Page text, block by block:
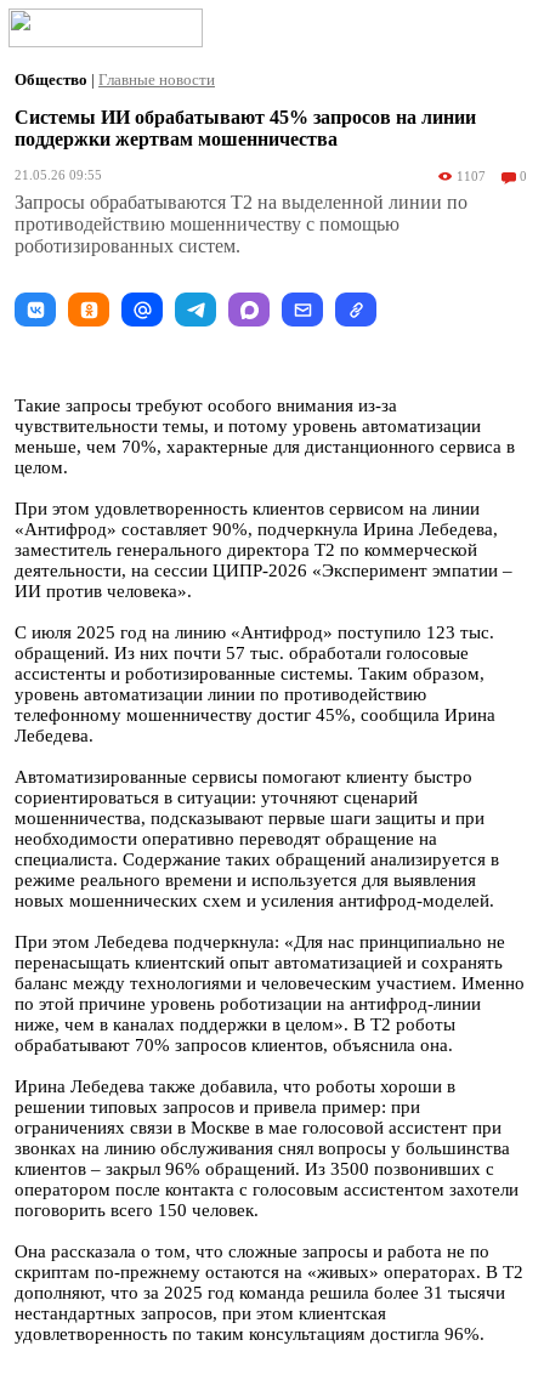
Общество | Главные новости
Системы ИИ обрабатывают 45% запросов на линии
поддержки жертвам мошенничества
21.05.26 09:55 1107 0
Запросы обрабатываются Т2 на выделенной линии по
противодействию мошенничеству с помощью
роботизированных систем.
Такие запросы требуют особого внимания из-за
чувствительности темы, и потому уровень автоматизации
меньше, чем 70%, характерные для дистанционного сервиса в
целом.
При этом удовлетворенность клиентов сервисом на линии
«Антифрод» составляет 90%, подчеркнула Ирина Лебедева,
заместитель генерального директора Т2 по коммерческой
деятельности, на сессии ЦИПР-2026 «Эксперимент эмпатии –
ИИ против человека».
С июля 2025 год на линию «Антифрод» поступило 123 тыс.
обращений. Из них почти 57 тыс. обработали голосовые
ассистенты и роботизированные системы. Таким образом,
уровень автоматизации линии по противодействию
телефонному мошенничеству достиг 45%, сообщила Ирина
Лебедева.
Автоматизированные сервисы помогают клиенту быстро
сориентироваться в ситуации: уточняют сценарий
мошенничества, подсказывают первые шаги защиты и при
необходимости оперативно переводят обращение на
специалиста. Содержание таких обращений анализируется в
режиме реального времени и используется для выявления
новых мошеннических схем и усиления антифрод-моделей.
При этом Лебедева подчеркнула: «Для нас принципиально не
перенасыщать клиентский опыт автоматизацией и сохранять
баланс между технологиями и человеческим участием. Именно
по этой причине уровень роботизации на антифрод-линии
ниже, чем в каналах поддержки в целом». В Т2 роботы
обрабатывают 70% запросов клиентов, объяснила она.
Ирина Лебедева также добавила, что роботы хороши в
решении типовых запросов и привела пример: при
ограничениях связи в Москве в мае голосовой ассистент при
звонках на линию обслуживания снял вопросы у большинства
клиентов – закрыл 96% обращений. Из 3500 позвонивших с
оператором после контакта с голосовым ассистентом захотели
поговорить всего 150 человек.
Она рассказала о том, что сложные запросы и работа не по
скриптам по-прежнему остаются на «живых» операторах. В Т2
дополняют, что за 2025 год команда решила более 31 тысячи
нестандартных запросов, при этом клиентская
удовлетворенность по таким консультациям достигла 96%.